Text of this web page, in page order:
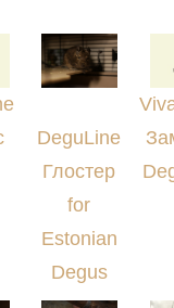
DeguLine
Глостер
for
Estonian
Degus